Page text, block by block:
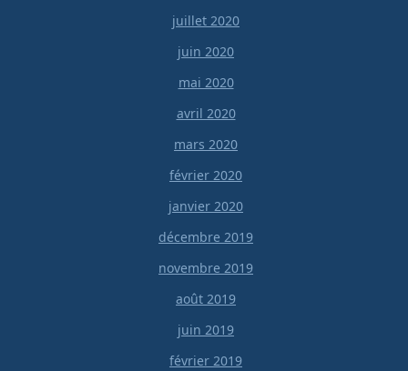
juillet 2020
juin 2020
mai 2020
avril 2020
mars 2020
février 2020
janvier 2020
décembre 2019
novembre 2019
août 2019
juin 2019
février 2019